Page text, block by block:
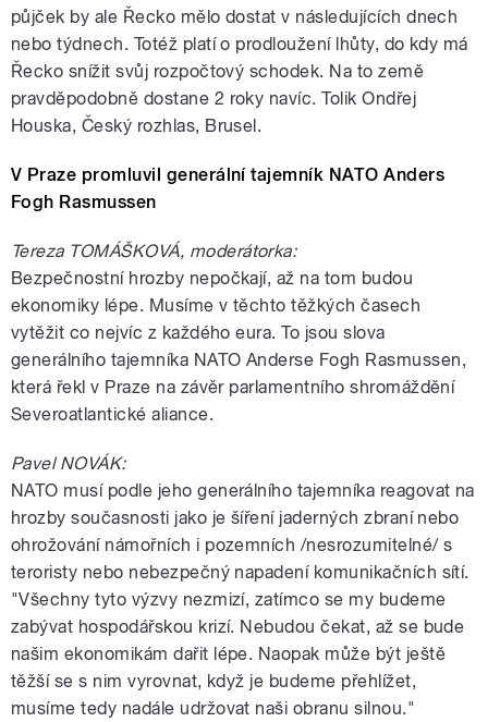
půjček by ale Řecko mělo dostat v následujících dnech
nebo týdnech. Totéž platí o prodloužení lhůty, do kdy má
Řecko snížit svůj rozpočtový schodek. Na to země
pravděpodobně dostane 2 roky navíc. Tolik Ondřej
Houska, Český rozhlas, Brusel.
V Praze promluvil generální tajemník NATO Anders
Fogh Rasmussen
Tereza TOMÁŠKOVÁ, moderátorka:
Bezpečnostní hrozby nepočkají, až na tom budou
ekonomiky lépe. Musíme v těchto těžkých časech
vytěžit co nejvíc z každého eura. To jsou slova
generálního tajemníka NATO Anderse Fogh Rasmussen,
která řekl v Praze na závěr parlamentního shromáždění
Severoatlantické aliance.
Pavel NOVÁK:
NATO musí podle jeho generálního tajemníka reagovat na
hrozby současnosti jako je šíření jaderných zbraní nebo
ohrožování námořních i pozemních /nesrozumitelné/ s
teroristy nebo nebezpečný napadení komunikačních sítí.
"Všechny tyto výzvy nezmizí, zatímco se my budeme
zabývat hospodářskou krizí. Nebudou čekat, až se bude
našim ekonomikám dařit lépe. Naopak může být ještě
těžší se s nim vyrovnat, když je budeme přehlížet,
musíme tedy nadále udržovat naši obranu silnou."